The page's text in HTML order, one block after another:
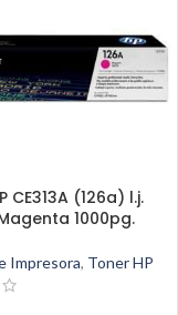
CE313A (126a) l.j.
1000pg.
Impresora, Toner HP